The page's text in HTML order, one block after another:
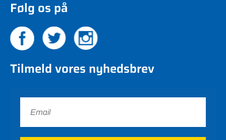
Følg os på
Tilmeld vores nyhedsbrev